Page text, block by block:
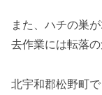
また、ハチの巣
去作業には転落の
北宇和郡松野町